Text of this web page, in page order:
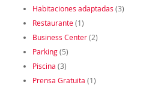
Habitaciones adaptadas (3)
Restaurante(1)
Business Center(2)
Parking(5)
Piscina (3)
Prensa Gratuita (1)